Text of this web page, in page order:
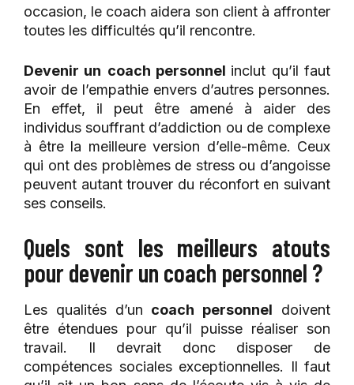
occasion, le coach aidera son client à affronter
toutes les difficultés qu’il rencontre.
Devenir un coach personnel inclut qu’il faut
avoir de l’empathie envers d’autres personnes.
En effet, il peut être amené à aider des
individus souffrant d’addiction ou de complexe
à être la meilleure version d’elle-même. Ceux
qui ont des problèmes de stress ou d’angoisse
peuvent autant trouver du réconfort en suivant
ses conseils.
Quels sont les meilleurs atouts
pour devenir un coach personnel ?
Les qualités d’un coach personnel doivent
être étendues pour qu’il puisse réaliser son
travail. Il devrait donc disposer de
compétences sociales exceptionnelles. Il faut